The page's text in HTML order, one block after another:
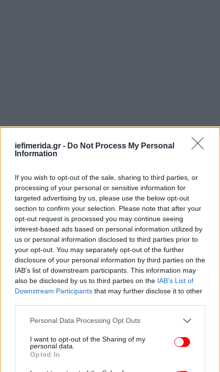
iefimerida.gr - Do Not Process My Personal
Information
If you wish to opt-out of the sale, sharing to third parties, or
processing of your personal or sensitive information for
targeted advertising by us, please use the below opt-out
section to confirm your selection. Please note that after your
opt-out request is processed you may continue seeing
interest-based ads based on personal information utilized by
us or personal information disclosed to third parties prior to
your opt-out. You may separately opt-out of the further
disclosure of your personal information by third parties on the
IAB’s list of downstream participants. This information may
also be disclosed by us to third parties on the IAB’s List of
Downstream Participants that may further disclose it to other
Please note that this website/app uses one or more Google
not limited to your visit or usage behaviour. You may click to
grant or deny consent to Google and its third-party tags to
use your data for below specified purposes in below Google
consent section.
Personal Data Processing Opt Outs
I want to opt-out of the Sharing of my
personal data.
Opted In
Ακολουθήστε το στο Google Newsκαι μάθετε
πρώτοι όλες τις ειδήσεις
Δείτε όλες τις τελευταίεςΕιδήσειςαπό την Ελλάδα και τον Κόσμο,